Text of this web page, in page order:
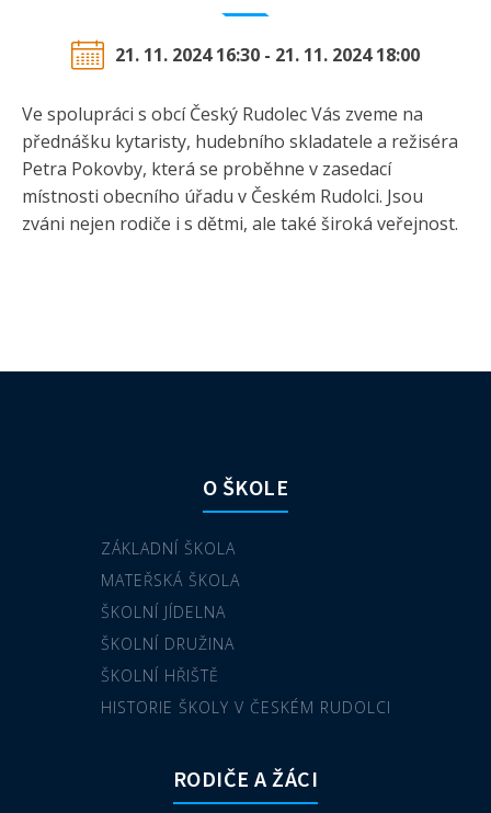
21. 11. 2024 16:30 - 21. 11. 2024 18:00
Ve spolupráci s obcí Český Rudolec Vás zveme na
přednášku kytaristy, hudebního skladatele a režiséra
Petra Pokovby, která se proběhne v zasedací
místnosti obecního úřadu v Českém Rudolci. Jsou
zváni nejen rodiče i s dětmi, ale také široká veřejnost.
O ŠKOLE
ZÁKLADNÍ ŠKOLA
MATEŘSKÁ ŠKOLA
ŠKOLNÍ JÍDELNA
ŠKOLNÍ DRUŽINA
ŠKOLNÍ HŘIŠTĚ
HISTORIE ŠKOLY V ČESKÉM RUDOLCI
RODIČE A ŽÁCI